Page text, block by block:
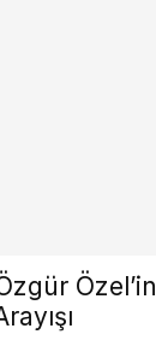
Özel’in